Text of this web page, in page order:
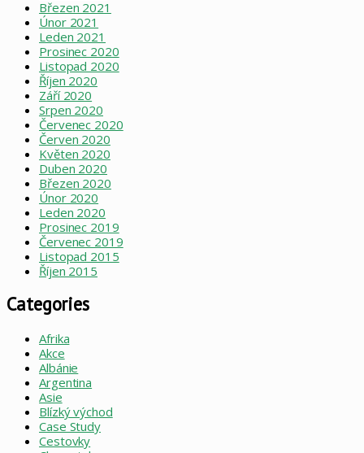
Březen 2021
Únor 2021
Leden 2021
Prosinec 2020
Listopad 2020
Říjen 2020
Září 2020
Srpen 2020
Červenec 2020
Červen 2020
Květen 2020
Duben 2020
Březen 2020
Únor 2020
Leden 2020
Prosinec 2019
Červenec 2019
Listopad 2015
Říjen 2015
Categories
Afrika
Akce
Albánie
Argentina
Asie
Blízký východ
Case Study
Cestovky